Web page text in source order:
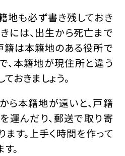
地も必ず書き残しておき
には、出生から死亡まで
籍は本籍地のある役所で
、本籍地が現住所と違う
おきましょう。
ら本籍地が遠いと、戸籍
運んだり、郵送で取り寄
す。上手く時間を作って
。